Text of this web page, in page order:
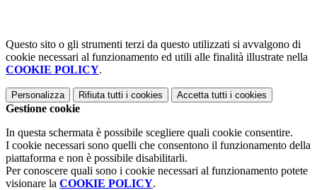
Questo sito o gli strumenti terzi da questo utilizzati si avvalgono di
cookie necessari al funzionamento ed utili alle finalità illustrate nella
COOKIE POLICY.
Personalizza Rifiuta tutti i cookies Accetta tutti i cookies
Gestione cookie
In questa schermata è possibile scegliere quali cookie consentire.
I cookie necessari sono quelli che consentono il funzionamento della
piattaforma e non è possibile disabilitarli.
Per conoscere quali sono i cookie necessari al funzionamento potete
visionare la COOKIE POLICY.